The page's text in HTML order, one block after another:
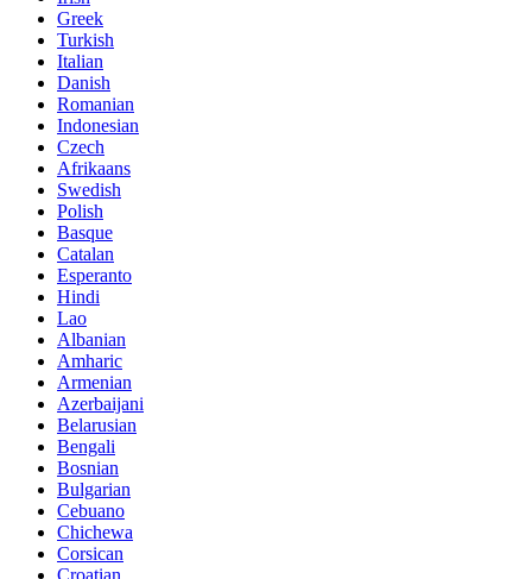
Greek
Turkish
Italian
Danish
Romanian
Indonesian
Czech
Afrikaans
Swedish
Polish
Basque
Catalan
Esperanto
Hindi
Lao
Albanian
Amharic
Armenian
Azerbaijani
Belarusian
Bengali
Bosnian
Bulgarian
Cebuano
Chichewa
Corsican
Croatian